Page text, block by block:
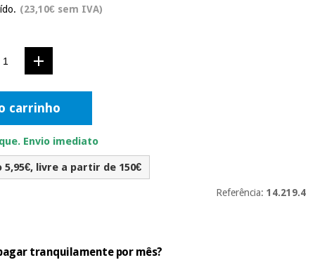
(23,10€ sem IVA)
carrinho
Envio imediato
5,95€, livre a partir de 150€
Referência: 14.219.4
tranquilamente por mês?